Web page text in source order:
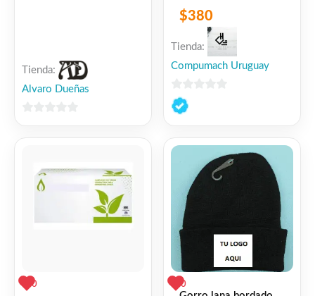
Tienda:
Alvaro Dueñas
Negro 1M Vention
$380
Tienda:
Compumach Uruguay
0
de
0 0